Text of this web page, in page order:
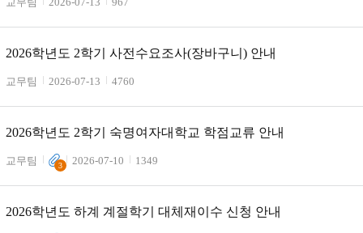
2026학년도 2학기 사전수요조사(장바구니) 안내
교무팀 2026-07-13 4760
2026학년도 2학기 숙명여자대학교 학점교류 안내
교무팀 3 2026-07-10 1349
2026학년도 하계 계절학기 대체재이수 신청 안내